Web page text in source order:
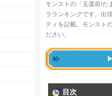
モンストの「玉藻前/た
ラランキングです。出
ティを記載。モンスト
ださい。
目次